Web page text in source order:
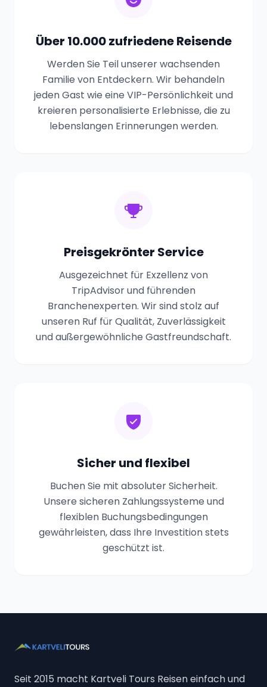
Über 10.000 zufriedene Reisende
Werden Sie Teil unserer wachsenden
Familie von Entdeckern. Wir behandeln
jeden Gast wie eine VIP-Persönlichkeit und
kreieren personalisierte Erlebnisse, die zu
lebenslangen Erinnerungen werden.
Preisgekrönter Service
Ausgezeichnet für Exzellenz von
TripAdvisor und führenden
Branchenexperten. Wir sind stolz auf
unseren Ruf für Qualität, Zuverlässigkeit
und außergewöhnliche Gastfreundschaft.
Sicher und flexibel
Buchen Sie mit absoluter Sicherheit.
Unsere sicheren Zahlungssysteme und
flexiblen Buchungsbedingungen
gewährleisten, dass Ihre Investition stets
geschützt ist.
Seit 2015 macht Kartveli Tours Reisen einfach und